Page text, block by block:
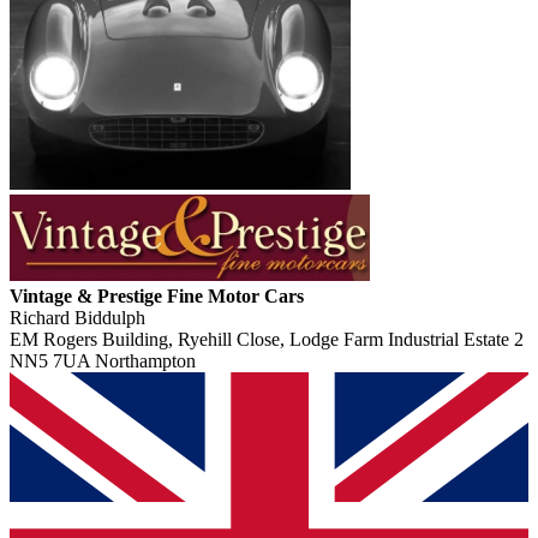
Vintage & Prestige Fine Motor Cars
Richard Biddulph
EM Rogers Building, Ryehill Close, Lodge Farm Industrial Estate 2
NN5 7UA Northampton